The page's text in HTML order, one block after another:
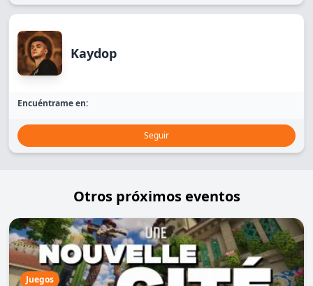
Kaydop
Encuéntrame en:
Seguir
Otros próximos eventos
Juegos